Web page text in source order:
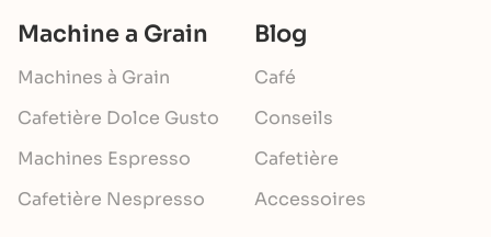
Machine a Grain
Machines à Grain
Cafetière Dolce Gusto
Machines Espresso
Cafetière Nespresso
Blog
Café
Conseils
Cafetière
Accessoires